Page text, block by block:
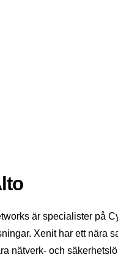
är specialister på
Xenit har ett nära
nätverk- och